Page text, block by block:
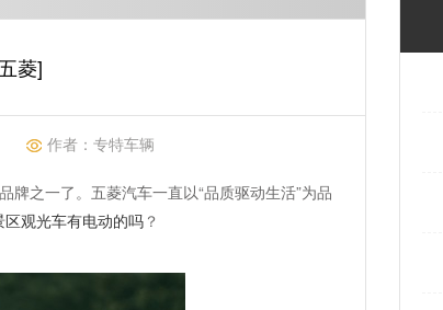
菱]
作者： 专特车辆
之一了。五菱汽车一直以“品质驱动生活”为品
区观光车有电动的吗 ？